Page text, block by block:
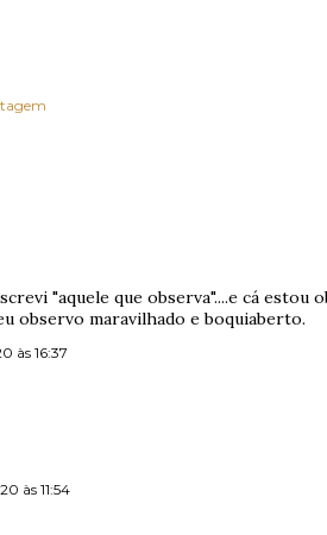
"aquele que observa"....e cá estou
observo maravilhado e boquiaberto.
às 16:37
às 11:54